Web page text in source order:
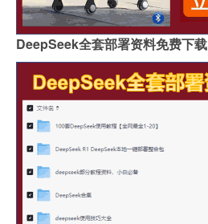
DeepSeek全套部署资料免费下载